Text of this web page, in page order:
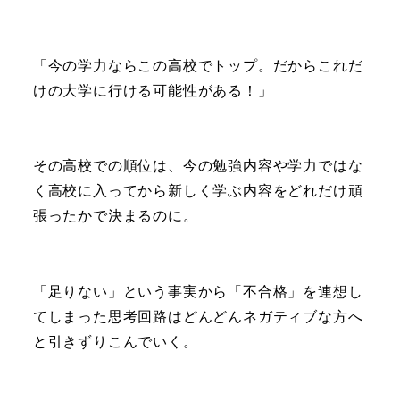
「今の学力ならこの高校でトップ。だからこれだ
けの大学に行ける可能性がある！」
その高校での順位は、今の勉強内容や学力ではな
く高校に入ってから新しく学ぶ内容をどれだけ頑
張ったかで決まるのに。
「足りない」という事実から「不合格」を連想し
てしまった思考回路はどんどんネガティブな方へ
と引きずりこんでいく。